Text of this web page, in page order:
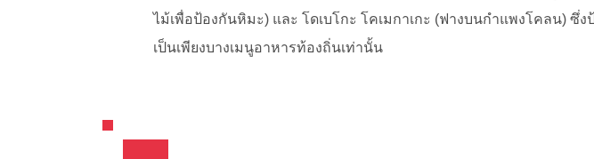
ไม้เพื่อป้องกันหิมะ) และ โดเบโกะ โคเมกาเกะ (ฟางบนกำแพงโคลน)
เป็นเพียงบางเมนูอาหารท้องถิ่นเท่านั้น